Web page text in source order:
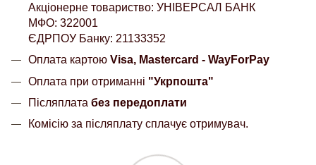
Акціонерне товариство: УНІВЕРСАЛ БАНК
МФО: 322001
ЄДРПОУ Банку: 21133352
Оплата картою Visa, Mastercard - WayForPay
Оплата при отриманні "Укрпошта"
Післяплата без передоплати
Комісію за післяплату сплачує отримувач.